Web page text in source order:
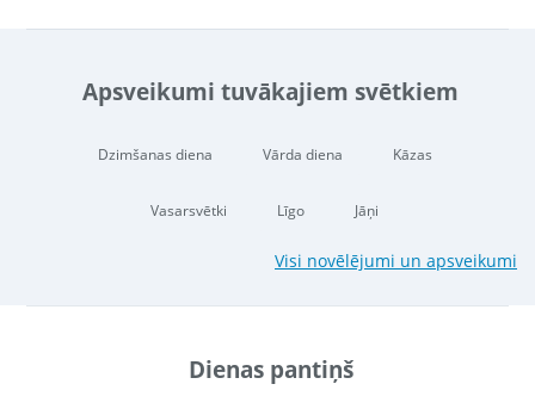
Apsveikumi tuvākajiem svētkiem
Dzimšanas diena Vārda diena Kāzas
Vasarsvētki Līgo Jāņi
Visi novēlējumi un apsveikumi
Dienas pantiņš